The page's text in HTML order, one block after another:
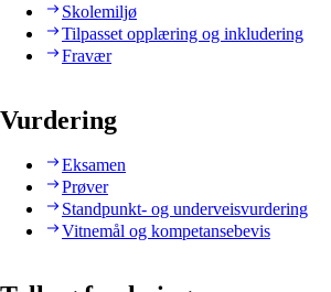
Skolemiljø
Tilpasset opplæring og inkludering
Fravær
Vurdering
Eksamen
Prøver
Standpunkt- og underveisvurdering
Vitnemål og kompetansebevis